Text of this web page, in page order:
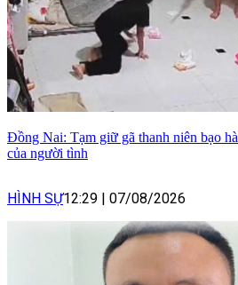
Đồng Nai: Tạm giữ gã thanh niên bạo
của người tình
HÌNH SỰ12:29 | 07/08/2026